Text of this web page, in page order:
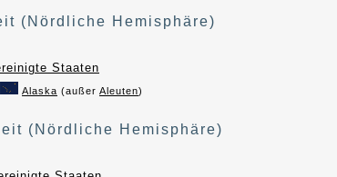
(Nördliche Hemisphäre)
Staaten
Alaska (außer Aleuten)
(Nördliche Hemisphäre)